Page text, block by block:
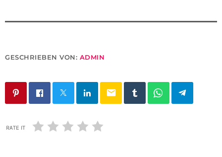
GESCHRIEBEN VON: ADMIN
email
RATE IT